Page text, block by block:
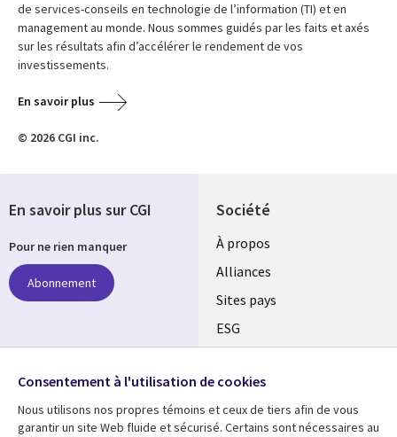
de services-conseils en technologie de l’information (TI) et en
management au monde. Nous sommes guidés par les faits et axés
sur les résultats afin d’accélérer le rendement de vos
investissements.
En savoir plus
© 2026 CGI inc.
Société
À propos
Alliances
Sites pays
ESG
Fusions
Salle de presse
En savoir plus sur CGI
Pour ne rien manquer
Abonnement
Suivez-nous
Social
Media
Consentement à l'utilisation de cookies
Nous utilisons nos propres témoins et ceux de tiers afin de vous
garantir un site Web fluide et sécurisé. Certains sont nécessaires au